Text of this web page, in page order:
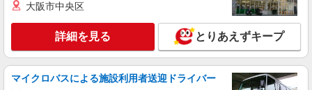
大阪市中央区
詳細を見る とりあえずキープ
マイクロバスによる施設利用者送迎ドライバー